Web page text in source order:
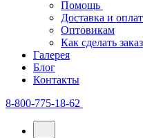
Помощь
Доставка и
Оптовикам
Как сделать заказ
Галерея
Блог
Контакты
8-800-775-18-62